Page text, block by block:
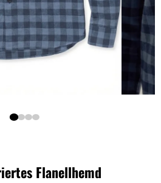
Flanellhemd